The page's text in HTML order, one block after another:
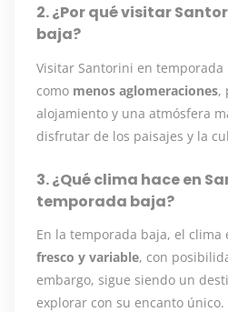
2. ¿Por qué visitar
baja?
Visitar Santorini en
como menos aglomeraciones,
alojamiento y una atmósfera
disfrutar de los paisajes y la
3. ¿Qué clima hace en
temporada baja?
En la temporada baja, el clima
fresco y variable, con
embargo, sigue siendo un
explorar con su encanto único.